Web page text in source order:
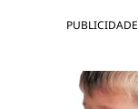
PUBLICIDADE